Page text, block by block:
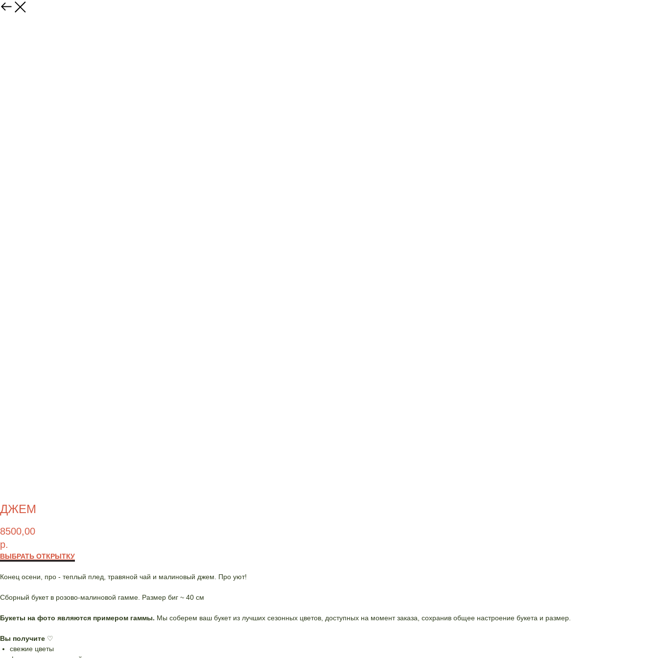
ДЖЕМ
8500,00
р.
ВЫБРАТЬ ОТКРЫТКУ
Конец осени, про - теплый плед, травяной чай и малиновый джем. Про уют!
Сборный букет в розово-малиновой гамме. Размер биг ~ 40 см
Букеты на фото являются примером гаммы. Мы соберем ваш букет из лучших сезонных цветов, доступных на момент заказа, сохранив общее настроение букета и размер.
Вы получите ♡
свежие цветы